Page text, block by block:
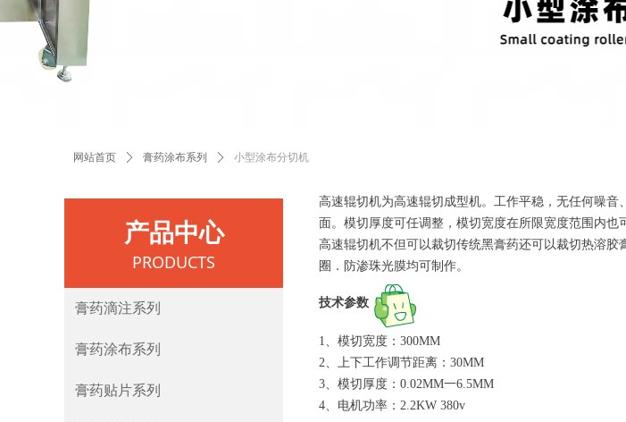
网站首页 ꄲ 膏药涂布系列 ꄲ 小型涂布分切机
产品中心
PRODUCTS
膏药滴注系列
膏药涂布系列
膏药贴片系列
高速辊切机为高速辊切成型机。工作平稳，无任何噪
面。模切厚度可任调整，模切宽度在所限宽度范围内也
高速辊切机不但可以裁切传统黑膏药还可以裁切热溶
圈．防渗珠光膜均可制作。
技术参数
1、模切宽度：300MM
2、上下工作调节距离：30MM
3、模切厚度：0.02MM一6.5MM
4、电机功率：2.2KW 380v